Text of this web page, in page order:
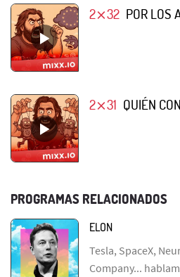
2⨯32 POR LOS
2⨯31 QUIÉN
PROGRAMAS RELACIONADOS
ELON
Tesla, SpaceX,
Company...